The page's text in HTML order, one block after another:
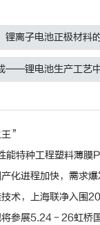
锂离子电池正极材料
——锂电池生产工艺
”
种工程塑料薄膜PI、LCP、
化进程加快，需求爆
，上海联净入围2022年
展5.24－26虹桥国家会